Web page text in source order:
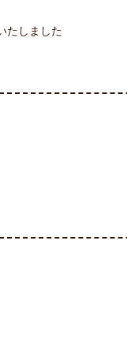
たしました